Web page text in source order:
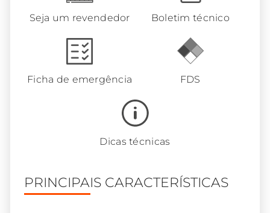
Seja um revendedor Boletim técnico
Ficha de emergência FDS
Dicas técnicas
PRINCIPAIS CARACTERÍSTICAS